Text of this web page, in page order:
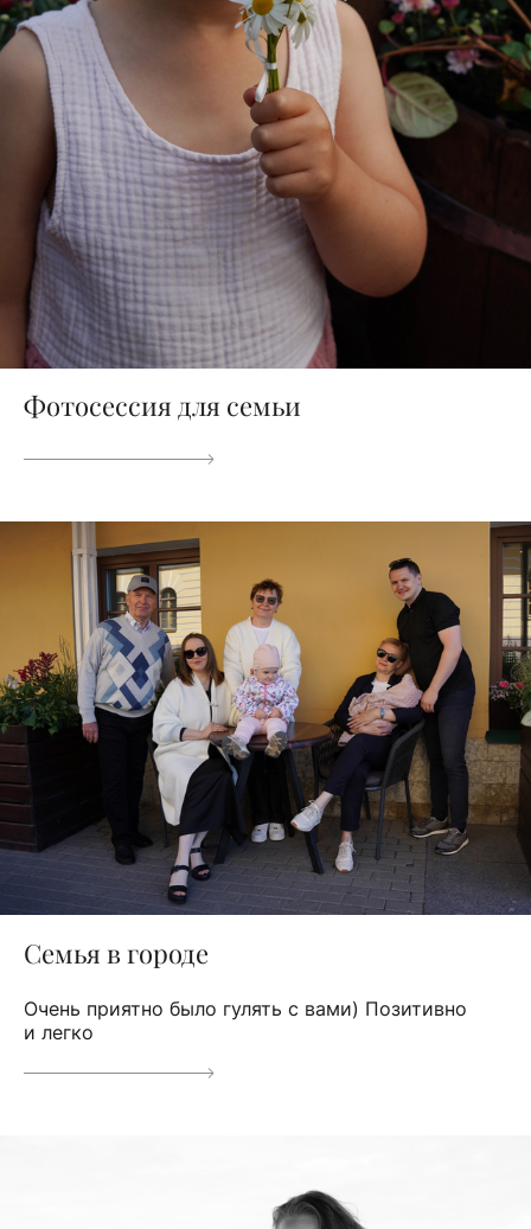
Фотосессия для семьи
Семья в городе
Очень приятно было гулять с вами) Позитивно
и легко